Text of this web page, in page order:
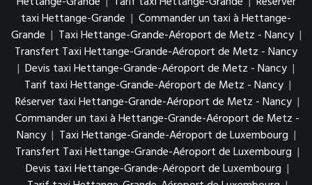
taxi Hettange-Grande | Commander un taxi à Hettange-
Grande | Taxi Hettange-Grande-Aéroport de Metz - Nancy |
Transfert Taxi Hettange-Grande-Aéroport de Metz - Nancy
| Devis taxi Hettange-Grande-Aéroport de Metz - Nancy |
Tarif taxi Hettange-Grande-Aéroport de Metz - Nancy |
Réserver taxi Hettange-Grande-Aéroport de Metz - Nancy |
Commander un taxi à Hettange-Grande-Aéroport de Metz -
Nancy | Taxi Hettange-Grande-Aéroport de Luxembourg |
Transfert Taxi Hettange-Grande-Aéroport de Luxembourg |
Devis taxi Hettange-Grande-Aéroport de Luxembourg |